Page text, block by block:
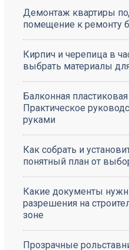
Демонтаж квартиры
помещение к ремонту
Кирпич и черепица в
выбрать материалы
Балконная
Практическое
руками
Как собрать и
понятный план от
Какие документы
разрешения на
зоне
Прозрачные